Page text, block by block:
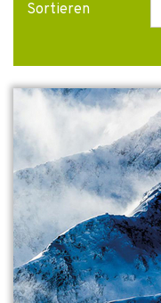
Sortieren